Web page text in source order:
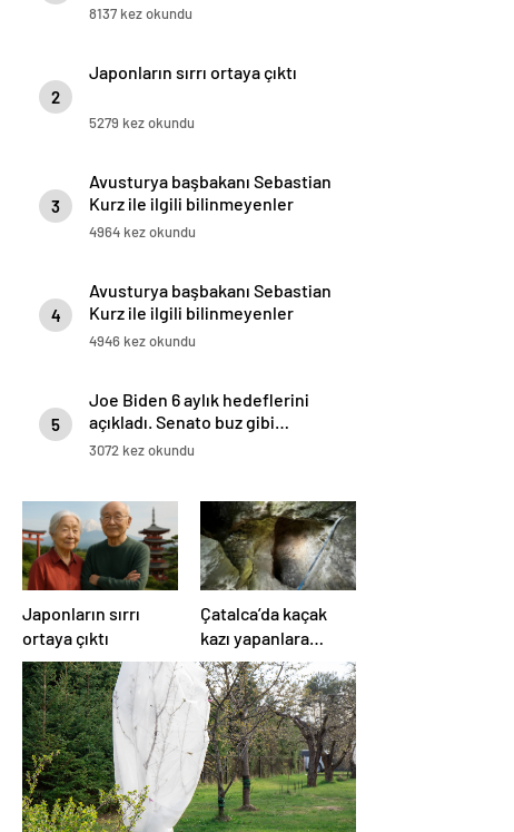
8137 kez okundu
2
Japonların sırrı ortaya çıktı
5279 kez okundu
3
Avusturya başbakanı Sebastian
Kurz ile ilgili bilinmeyenler
4964 kez okundu
4
Avusturya başbakanı Sebastian
Kurz ile ilgili bilinmeyenler
4946 kez okundu
5
Joe Biden 6 aylık hedeflerini
açıkladı. Senato buz gibi…
3072 kez okundu
Japonların sırrı
ortaya çıktı
Çatalca’da kaçak
kazı yapanlara
operasyon: 4
gözaltı